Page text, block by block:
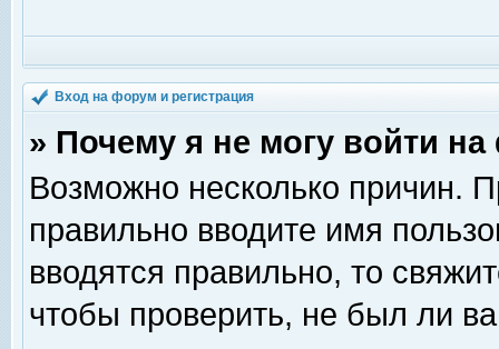
Вход на форум и регистрация
» Почему я не могу войти
Возможно несколько причин.
правильно вводите имя
вводятся правильно, то
чтобы проверить, не был ли